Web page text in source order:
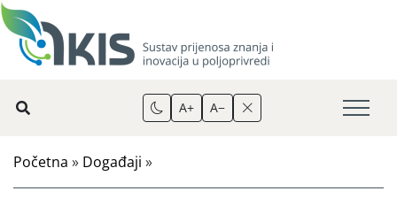
A+ A−
Početna » Događaji »